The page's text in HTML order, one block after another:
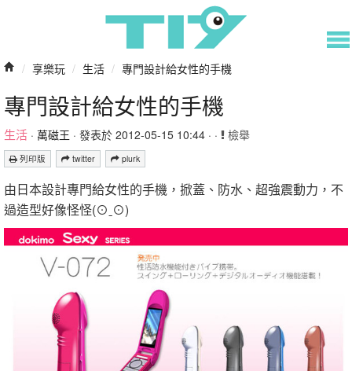
/ 享樂玩 / 生活 / 專門設計給女性的手機
專門設計給女性的手機
生活 · 萬磁王 · 發表於 2012-05-15 10:44 · · 檢舉
列印版 twitter plurk
由日本設計專門給女性的手機，掀蓋、防水、超強震動力，不
過造型好像怪怪(⊙ˍ⊙)